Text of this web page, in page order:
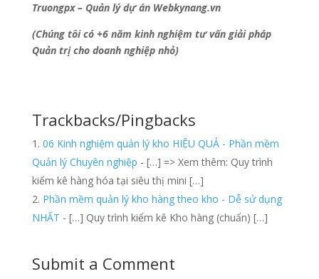
Truongpx – Quản lý dự án Webkynang.vn
(Chúng tôi có +6 năm kinh nghiệm tư vấn giải pháp
Quản trị cho doanh nghiệp nhỏ)
Trackbacks/Pingbacks
06 Kinh nghiệm quản lý kho HIỆU QUẢ - Phần mềm
Quản lý Chuyên nghiệp - […] => Xem thêm: Quy trình
kiểm kê hàng hóa tại siêu thị mini […]
Phần mềm quản lý kho hàng theo kho - Dễ sử dụng
NHẤT - […] Quy trình kiểm kê Kho hàng (chuẩn) […]
Submit a Comment